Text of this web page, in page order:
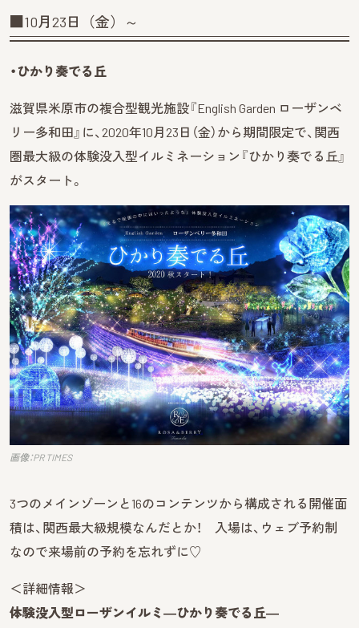
■10月23日（金）～
・ひかり奏でる丘
滋賀県米原市の複合型観光施設『English Garden ローザンベ
リー多和田』に、2020年10月23日（金）から期間限定で、関西
圏最大級の体験没入型イルミネーション『ひかり奏でる丘』
がスタート。
画像：PR TIMES
3つのメインゾーンと16のコンテンツから構成される開催面
積は、関西最大級規模なんだとか！ 入場は、ウェブ予約制
なので来場前の予約を忘れずに♡
＜詳細情報＞
体験没入型ローザンイルミ―ひかり奏でる丘―